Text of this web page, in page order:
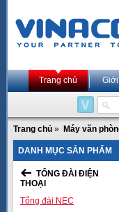
Trang chủ
Trang chủ » Máy văn
DANH MỤC SẢN PHẨM
TỔNG ĐÀI ĐIỆN
THOẠI
Tổng đài NEC